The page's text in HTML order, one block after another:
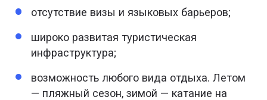
отсутствие визы и языковых барьеров;
широко развитая туристическая
инфраструктура;
возможность любого вида отдыха. Летом
— пляжный сезон, зимой — катание на